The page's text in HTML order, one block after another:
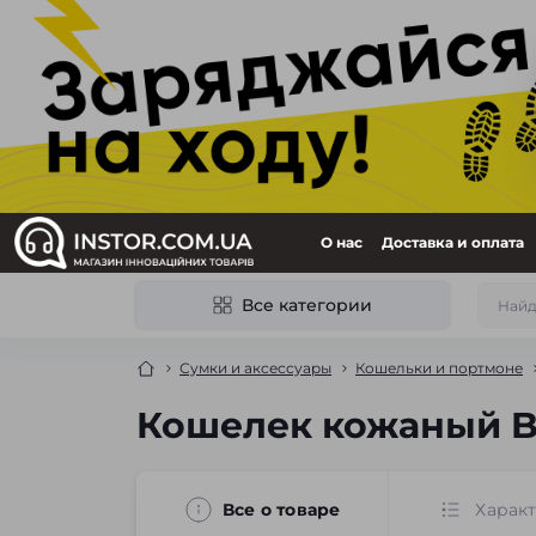
О нас Доставка и оплата
Все категории
Сумки и аксессуары Кошельки и портмоне
Кошелек кожаный
Все о товаре